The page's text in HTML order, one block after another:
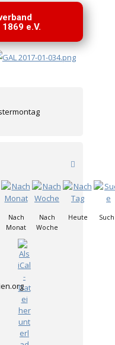
e.V.
Nach
Monat
Nach
Woche
Heute